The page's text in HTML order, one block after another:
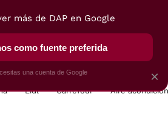
SELECCIÓN VEGUI
Lidl Carrefour Aire
×
más de DAP en Google
como fuente preferida
una cuenta de Google